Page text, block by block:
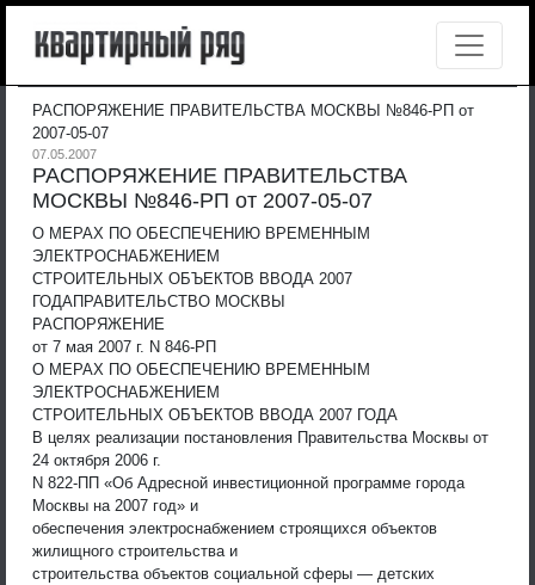
РАСПОРЯЖЕНИЕ ПРАВИТЕЛЬСТВА МОСКВЫ №846-РП от
2007-05-07
07.05.2007
РАСПОРЯЖЕНИЕ ПРАВИТЕЛЬСТВА
МОСКВЫ №846-РП от 2007-05-07
О МЕРАХ ПО ОБЕСПЕЧЕНИЮ ВРЕМЕННЫМ
ЭЛЕКТРОСНАБЖЕНИЕМ
СТРОИТЕЛЬНЫХ ОБЪЕКТОВ ВВОДА 2007
ГОДАПРАВИТЕЛЬСТВО МОСКВЫ
РАСПОРЯЖЕНИЕ
от 7 мая 2007 г. N 846-РП
О МЕРАХ ПО ОБЕСПЕЧЕНИЮ ВРЕМЕННЫМ
ЭЛЕКТРОСНАБЖЕНИЕМ
СТРОИТЕЛЬНЫХ ОБЪЕКТОВ ВВОДА 2007 ГОДА
В целях реализации постановления Правительства Москвы от
24 октября 2006 г.
N 822-ПП «Об Адресной инвестиционной программе города
Москвы на 2007 год» и
обеспечения электроснабжением строящихся объектов
жилищного строительства и
строительства объектов социальной сферы — детских